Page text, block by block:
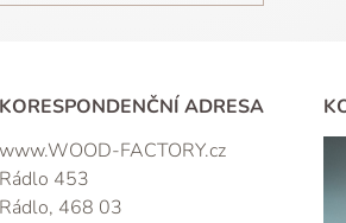
KORESPONDENČNÍ ADRESA
www.WOOD-FACTORY.cz
Rádlo 453
Rádlo, 468 03